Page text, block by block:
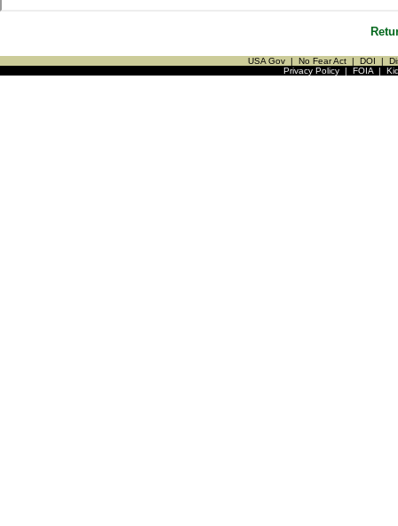
USA Gov | No Fear Act | DOI |
Privacy Policy| FOIA|